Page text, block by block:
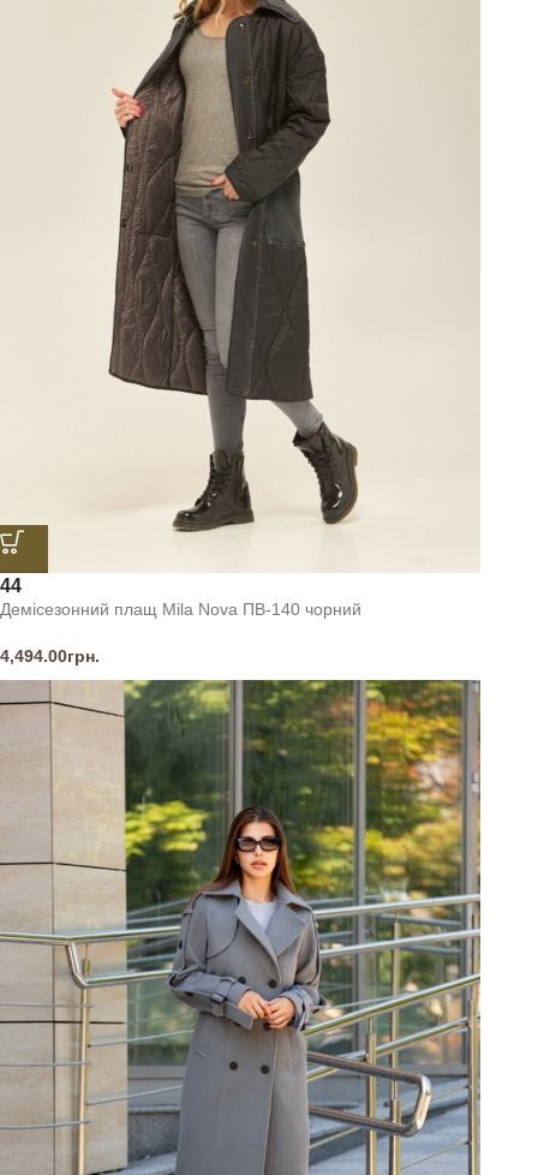
44
Демісезонний плащ Mila Nova ПВ-140 чорний
4,494.00грн.